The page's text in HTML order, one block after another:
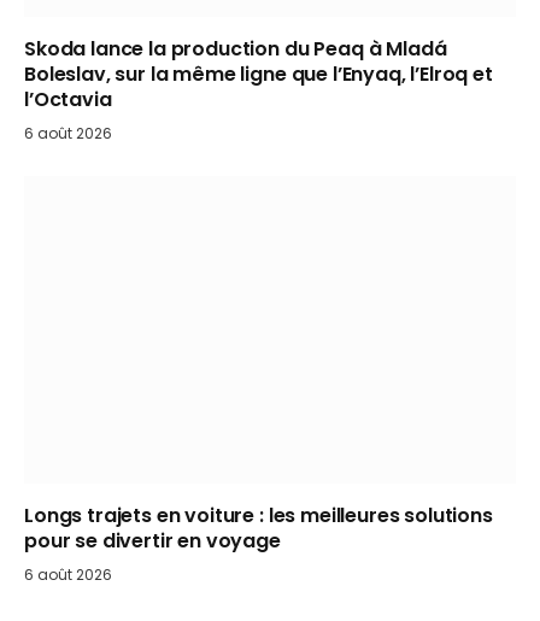
Skoda lance la production du Peaq à Mladá
Boleslav, sur la même ligne que l’Enyaq, l’Elroq et
l’Octavia
6 août 2026
Longs trajets en voiture : les meilleures solutions
pour se divertir en voyage
6 août 2026